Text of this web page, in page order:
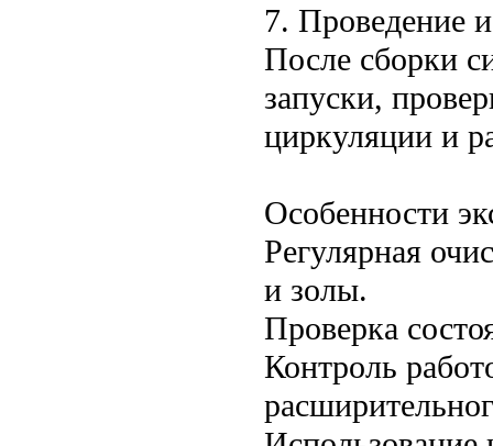
7. Проведение
После сборки
запуски,
циркуляции и
Особенности
Регулярная
и золы.
Проверка
Контроль